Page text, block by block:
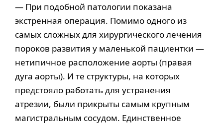
— При подобной патологии показана
экстренная операция. Помимо одного из
самых сложных для хирургического лечения
пороков развития у маленькой пациентки —
нетипичное расположение аорты (правая
дуга аорты). И те структуры, на которых
предстояло работать для устранения
атрезии, были прикрыты самым крупным
магистральным сосудом. Единственное